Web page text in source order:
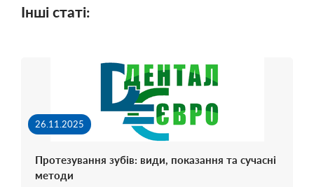
Інші статі:
26.11.2025
Протезування зубів: види, показання та сучасні
методи